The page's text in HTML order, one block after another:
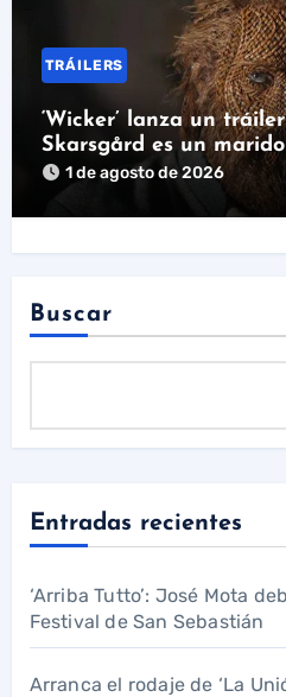
TRÁILERS
‘Wicker’ lanza un
Skarsgård es un
1 de agosto de 2026
Buscar
Entradas recientes
‘Arriba Tutto’: José Mota
Festival de San Sebastián
Arranca el rodaje de ‘La